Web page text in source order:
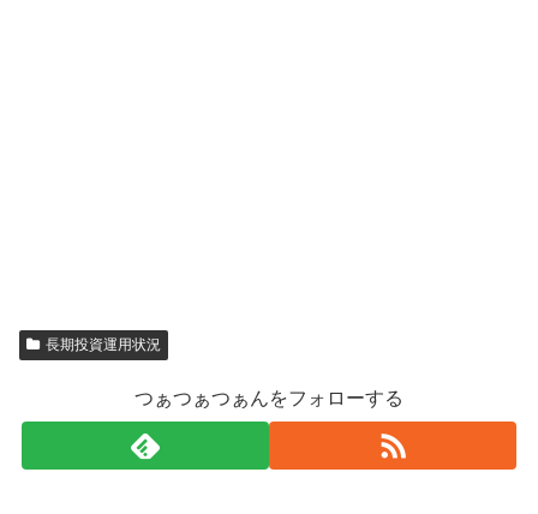
長期投資運用状況
つぁつぁつぁんをフォローする